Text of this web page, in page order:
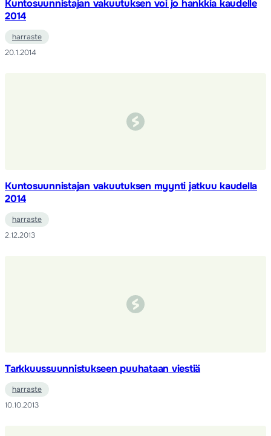
Kuntosuunnistajan vakuutuksen voi jo hankkia kaudelle
2014
harraste
20.1.2014
Kuntosuunnistajan vakuutuksen myynti jatkuu kaudella
2014
harraste
2.12.2013
Tarkkuussuunnistukseen puuhataan viestiä
harraste
10.10.2013